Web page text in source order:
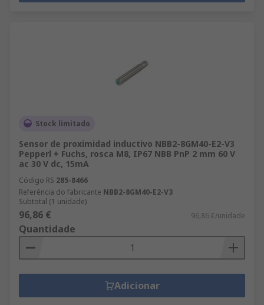
Stock limitado
Sensor de proximidad inductivo NBB2-8GM40-E2-V3
Pepperl + Fuchs, rosca M8, IP67 NBB PnP 2 mm 60 V
ac 30 V dc, 15mA
Código RS 285-8466
Referência do fabricante NBB2-8GM40-E2-V3
Subtotal (1 unidade)
96,86 € 96,86 €/unidade
Quantidade
Adicionar